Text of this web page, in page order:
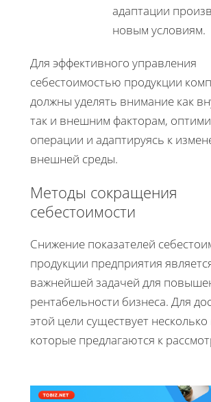
адаптации
новым условиям.
Для эффективного управления
себестоимостью продукции
должны уделять внимание как
так и внешним факторам,
операции и адаптируясь к
внешней среды.
Методы сокращения
себестоимости
Снижение показателей
продукции предприятия
важнейшей задачей для
рентабельности бизнеса. Для
этой цели существует
которые предлагаются к